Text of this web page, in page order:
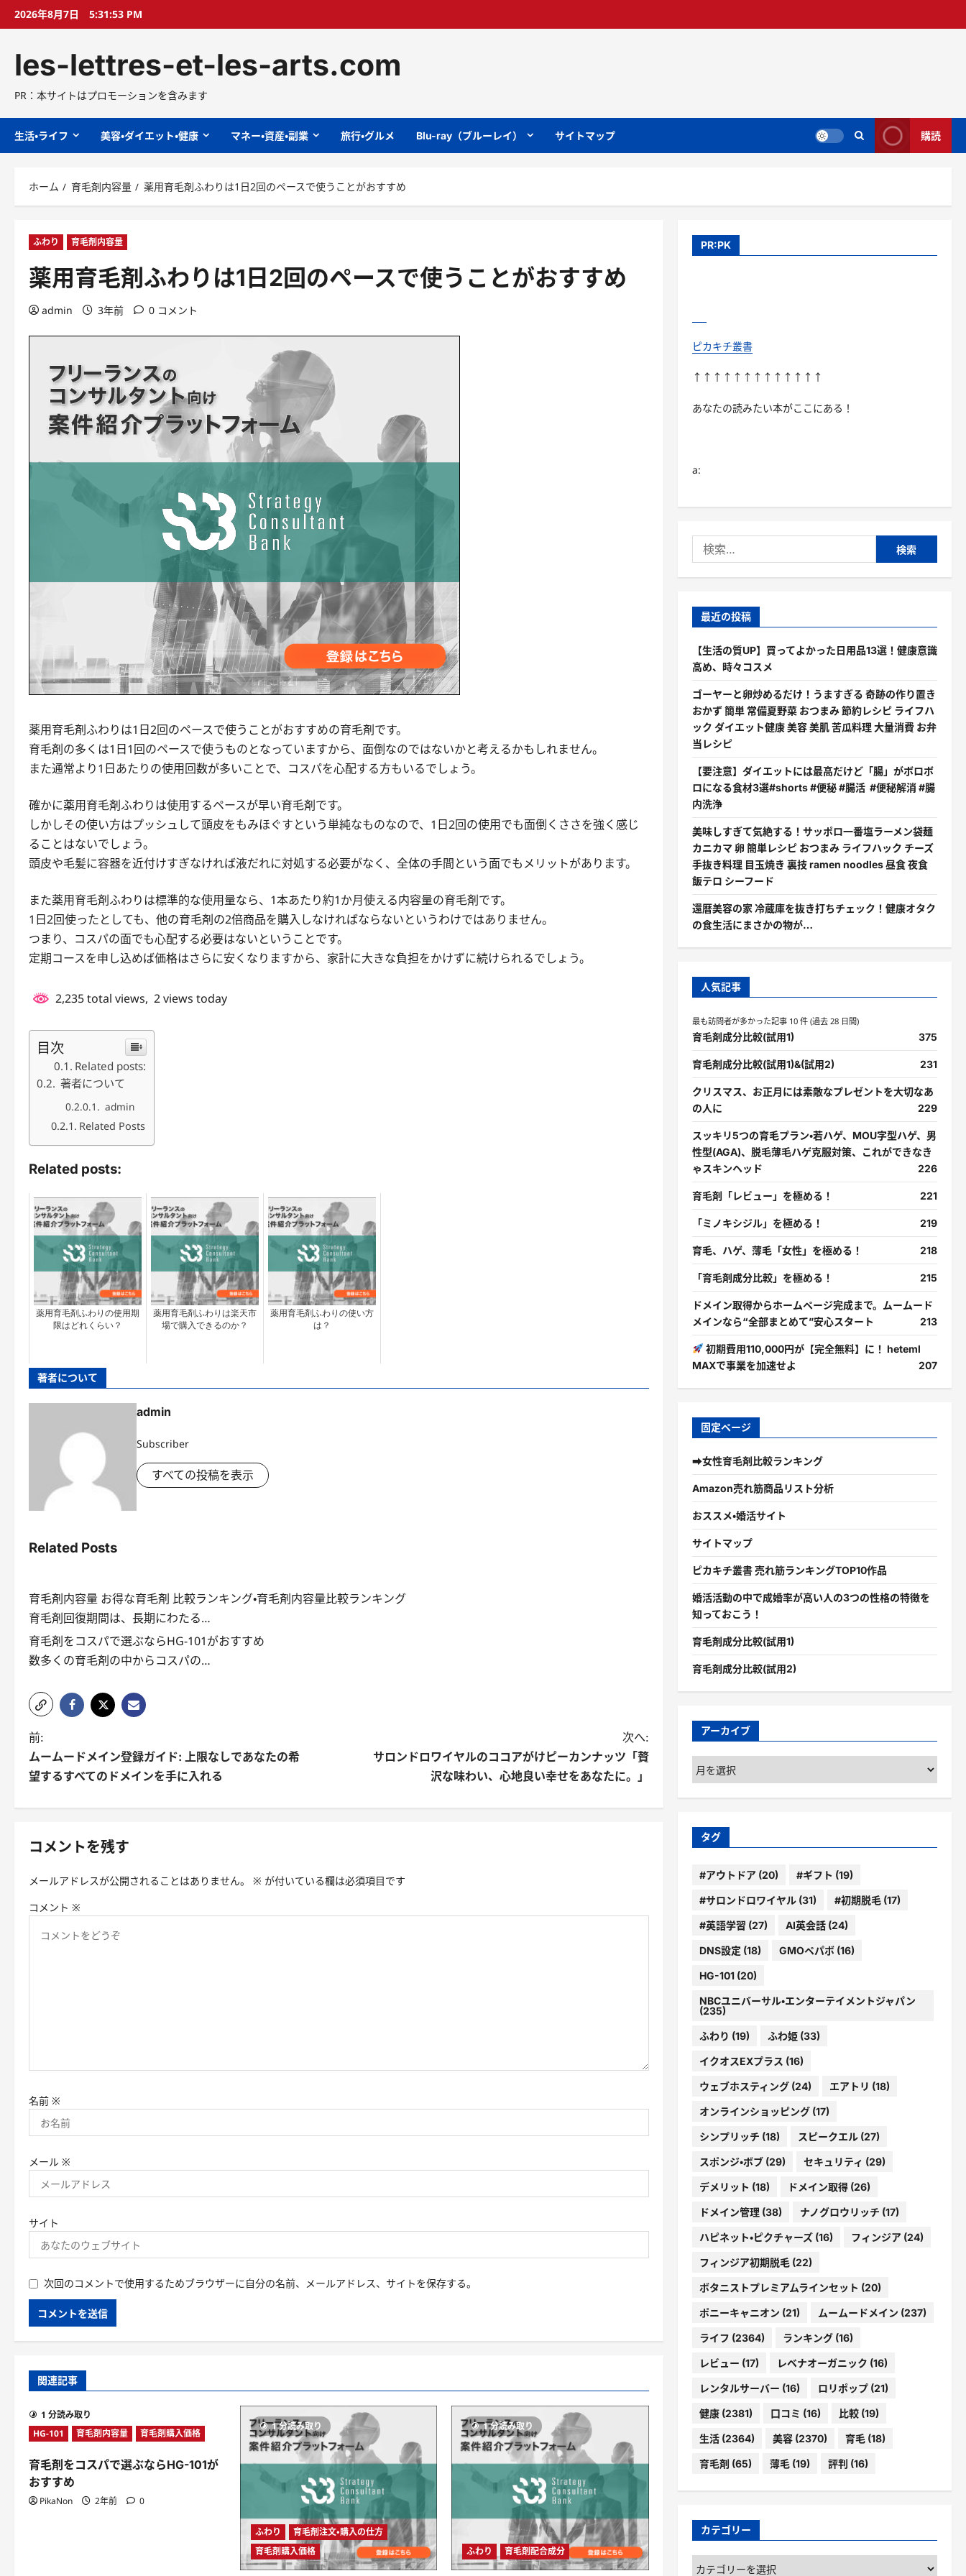
プ
2026年8月7日 5:31:54 PM
les-lettres-et-les-arts.com
PR：本サイトはプロモーションを含みます
生活・ライフ 美容・ダイエット・健康 マネー・資産・副業 旅行・グルメ Blu-ray（ブルーレイ） サイトマップ 購読
ホーム 育毛剤内容量 薬用育毛剤ふわりは1日2回のペースで使うことがおすすめ
ふわり 育毛剤内容量
薬用育毛剤ふわりは1日2回のペースで使うことがおすすめ
admin 3年前 0 コメント
薬用育毛剤ふわりは1日2回のペースで使うことがおすすめの育毛剤です。
育毛剤の多くは1日1回のペースで使うものとなっていますから、面倒なのではないかと考えるかもしれません。
また通常より1日あたりの使用回数が多いことで、コスパを心配する方もいるでしょう。
確かに薬用育毛剤ふわりは使用するペースが早い育毛剤です。
しかしその使い方はプッシュして頭皮をもみほぐすという単純なものなので、1日2回の使用でも面倒くささを強く感じ
ることはないでしょう。
頭皮や毛髪に容器を近付けすぎなければ液だれに対処する必要がなく、全体の手間という面でもメリットがあります。
また薬用育毛剤ふわりは標準的な使用量なら、1本あたり約1か月使える内容量の育毛剤です。
1日2回使ったとしても、他の育毛剤の2倍商品を購入しなければならないというわけではありません。
つまり、コスパの面でも心配する必要はないということです。
定期コースを申し込めば価格はさらに安くなりますから、家計に大きな負担をかけずに続けられるでしょう。
2,235 total views, 2 views today
目次
Related posts:
著者について
admin
Related Posts
Related posts:
薬用育毛剤ふわりの使用期
限はどれくらい？
薬用育毛剤ふわりは楽天市
場で購入できるのか？
薬用育毛剤ふわりの使い方
は？
著者について
admin
Subscriber
すべての投稿を表示
Related Posts
育毛剤内容量 お得な育毛剤 比較ランキング・育毛剤内容量比較ランキング
育毛剤回復期間は、長期にわたる…
育毛剤をコスパで選ぶならHG-101がおすすめ
数多くの育毛剤の中からコスパの…
投
稿
ゲ
ョ
前:
ムームードメイン登録ガイド: 上限なしであなたの希
望するすべてのドメインを手に入れる
次へ:
サロンドロワイヤルのココアがけピーカンナッツ「贅
沢な味わい、心地良い幸せをあなたに。」
コメントを残す
メールアドレスが公開されることはありません。 ※ が付いている欄は必須項目です
コメント ※
名前 ※
メール ※
サイト
次回のコメントで使用するためブラウザーに自分の名前、メールアドレス、サイトを保存する。
関連記事
1 分読み取り
HG-101
育毛剤内容量 育毛剤購入価格
育毛剤をコスパで選ぶならHG-101が
おすすめ
PikaNon 2年前 0
1 分読み取り
ふわり
育毛剤注文・購入の仕方
育毛剤購入価格
1 分読み取り
ふわり 育毛剤配合成分
PR:PK
ピカキチ叢書
↑↑↑↑↑↑↑↑↑↑↑↑↑
あなたの読みたい本がここにある！
a:
索:
最近の投稿
【生活の質UP】買ってよかった日用品13選！健康意識
高め、時々コスメ
ゴーヤーと卵炒めるだけ！うますぎる 奇跡の作り置き
おかず 簡単 常備夏野菜 おつまみ 節約レシピ ライフハ
ック ダイエット健康 美容 美肌 苦瓜料理 大量消費 お弁
当レシピ
【要注意】ダイエットには最高だけど「腸」がボロボ
ロになる食材3選#shorts #便秘 #腸活 #便秘解消 #腸
内洗浄
美味しすぎて気絶する！サッポロ一番塩ラーメン袋麺
カニカマ 卵 簡単レシピ おつまみ ライフハック チーズ
手抜き料理 目玉焼き 裏技 ramen noodles 昼食 夜食
飯テロ シーフード
還暦美容の家 冷蔵庫を抜き打ちチェック！健康オタク
の食生活にまさかの物が…
人気記事
最も訪問者が多かった記事 10 件 (過去 28 日間)
育毛剤成分比較(試用1) 375
育毛剤成分比較(試用1)&(試用2) 231
クリスマス、お正月には素敵なプレゼントを大切なあ
の人に
229
スッキリ5つの育毛プラン・若ハゲ、MOU字型ハゲ、男
性型(AGA)、脱毛薄毛ハゲ克服対策、これができなき
ゃスキンヘッド
226
育毛剤「レビュー」を極める！ 221
「ミノキシジル」を極める！ 219
育毛、ハゲ、薄毛「女性」を極める！ 218
「育毛剤成分比較」を極める！ 215
ドメイン取得からホームページ完成まで。ムームード
メインなら“全部まとめて”安心スタート
213
初期費用110,000円が【完全無料】に！ heteml
MAXで事業を加速せよ
207
固定ページ
➡女性育毛剤比較ランキング
Amazon売れ筋商品リスト分析
おススメ・婚活サイト
サイトマップ
ピカキチ叢書 売れ筋ランキングTOP10作品
婚活活動の中で成婚率が高い人の3つの性格の特徴を
知っておこう！
育毛剤成分比較(試用1)
育毛剤成分比較(試用2)
アーカイブ
ア
ー
カ
ブ
タグ
#アウトドア(20) #ギフト (19)
#サロンドロワイヤル(31) #初期脱毛(17)
#英語学習 (27) AI英会話(24)
DNS設定 (18) GMOペパボ(16)
HG-101(20)
NBCユニバーサル・エンターテイメントジャパン
(235)
ふわり (19) ふわ姫(33)
イクオスEXプラス (16)
ウェブホスティング(24) エアトリ (18)
オンラインショッピング(17)
シンプリッチ (18) スピークエル(27)
スポンジ・ボブ(29) セキュリティ (29)
デメリット (18) ドメイン取得(26)
ドメイン管理(38) ナノグロウリッチ (17)
ハピネット・ピクチャーズ(16) フィンジア(24)
フィンジア初期脱毛(22)
ボタニストプレミアムラインセット (20)
ポニーキャニオン (21) ムームードメイン (237)
ライフ (2364) ランキング(16)
レビュー (17) レベナオーガニック (16)
レンタルサーバー (16) ロリポップ(21)
健康(2381) 口コミ (16) 比較(19)
生活(2364) 美容(2370) 育毛(18)
育毛剤 (65) 薄毛(19) 評判 (16)
カテゴリー
カ